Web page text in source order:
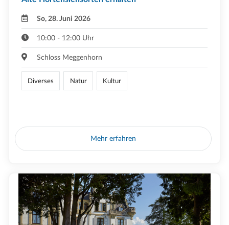
So, 28. Juni 2026
10:00 - 12:00 Uhr
Schloss Meggenhorn
Diverses Natur Kultur
Mehr erfahren